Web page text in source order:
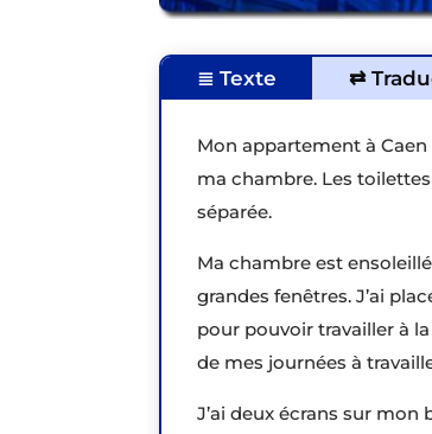
≣ Texte ⇄
Mon appartement à
ma chambre. Les
séparée.
Ma chambre est
grandes fenêtres. J’ai
pour pouvoir travailler à
de mes journées à
J’ai deux écrans sur